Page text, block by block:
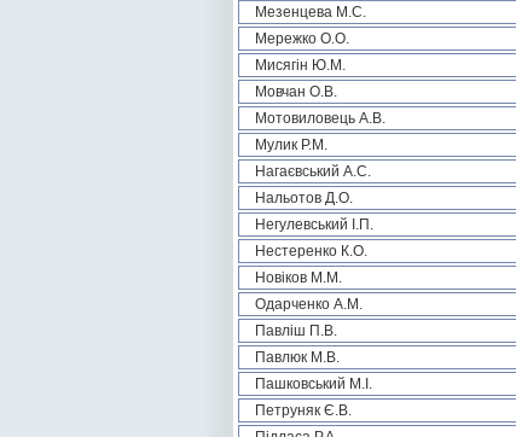
Мезенцева М.С.
Мережко О.О.
Мисягін Ю.М.
Мовчан О.В.
Мотовиловець А.В.
Мулик Р.М.
Нагаєвський А.С.
Нальотов Д.О.
Негулевський І.П.
Нестеренко К.О.
Новіков М.М.
Одарченко А.М.
Павліш П.В.
Павлюк М.В.
Пашковський М.І.
Петруняк Є.В.